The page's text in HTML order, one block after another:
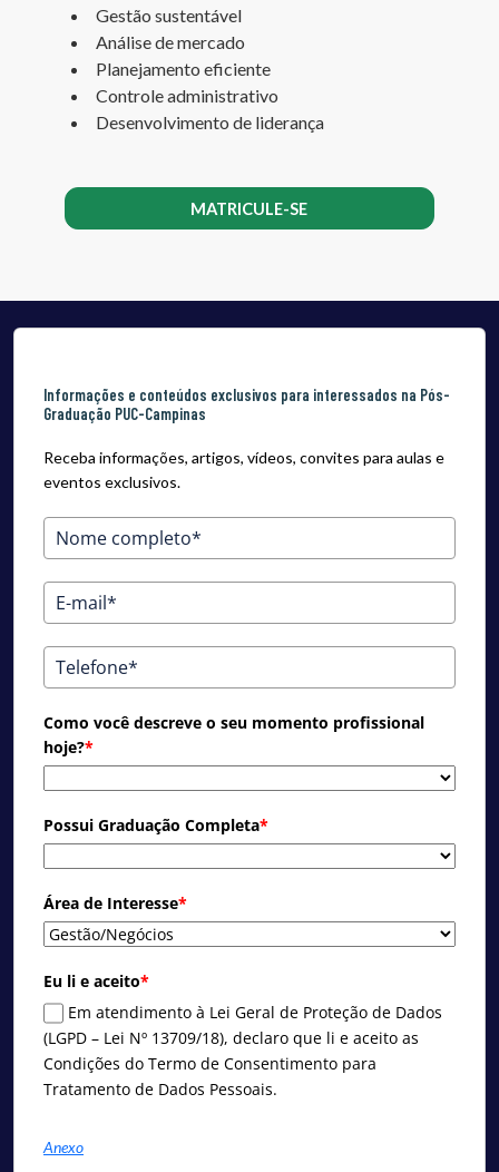
Gestão sustentável
Análise de mercado
Planejamento eficiente
Controle administrativo
Desenvolvimento de liderança
MATRICULE-SE
Informações e conteúdos exclusivos para interessados na Pós-
Graduação PUC-Campinas
Receba informações, artigos, vídeos, convites para aulas e
eventos exclusivos.
Como você descreve o seu momento profissional
hoje?*
Possui Graduação Completa*
Área de Interesse*
Eu li e aceito*
Em atendimento à Lei Geral de Proteção de Dados
(LGPD – Lei Nº 13709/18), declaro que li e aceito as
Condições do Termo de Consentimento para
Tratamento de Dados Pessoais.
Anexo